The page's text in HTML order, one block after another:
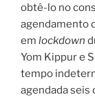
obtê-lo no
agendamento
em lockdown
Yom Kippur e
tempo
agendada seis